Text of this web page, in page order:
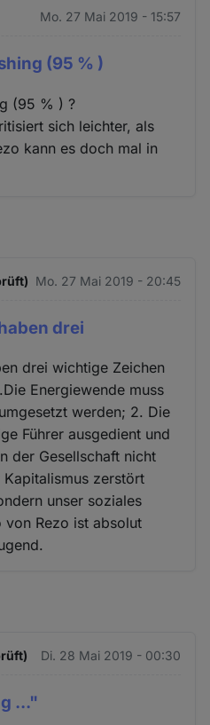
Mo. 27 Mai 2019 - 15:57
(95 % )
(95 % ) ?
sich leichter, als
kann es doch mal in
Mo. 27 Mai 2019 - 20:45
drei
drei wichtige Zeichen
Energiewende muss
werden; 2. Die
Führer ausgedient und
der Gesellschaft nicht
zerstört
unser soziales
von Rezo ist absolut
Di. 28 Mai 2019 - 00:30
..."